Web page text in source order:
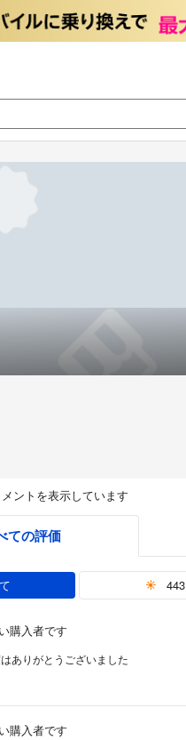
ントを表示しています
ての評価
443
購入者です
ありがとうございました
購入者です